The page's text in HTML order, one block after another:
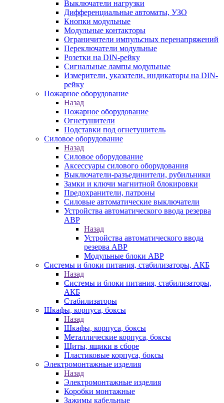
Выключатели нагрузки
Дифференциальные автоматы, УЗО
Кнопки модульные
Модульные контакторы
Ограничители импульсных перенапряжений
Переключатели модульные
Розетки на DIN-рейку
Сигнальные лампы модульные
Измерители, указатели, индикаторы на DIN-
рейку
Пожарное оборудование
Назад
Пожарное оборудование
Огнетушители
Подставки под огнетушитель
Силовое оборудование
Назад
Силовое оборудование
Аксессуары силового оборудования
Выключатели-разъединители, рубильники
Замки и ключи магнитной блокировки
Предохранители, патроны
Силовые автоматические выключатели
Устройства автоматического ввода резерва
АВР
Назад
Устройства автоматического ввода
резерва АВР
Модульные блоки АВР
Системы и блоки питания, стабилизаторы, АКБ
Назад
Системы и блоки питания, стабилизаторы,
АКБ
Стабилизаторы
Шкафы, корпуса, боксы
Назад
Шкафы, корпуса, боксы
Металлические корпуса, боксы
Щиты, ящики в сборе
Пластиковые корпуса, боксы
Электромонтажные изделия
Назад
Электромонтажные изделия
Коробки монтажные
Зажимы кабельные